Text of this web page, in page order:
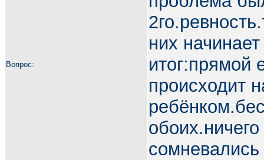
Вопрос:
них
итог:прямой
происходит